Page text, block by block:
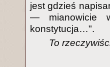
jest gdzieś
— mianowicie
konstytucja…".
To